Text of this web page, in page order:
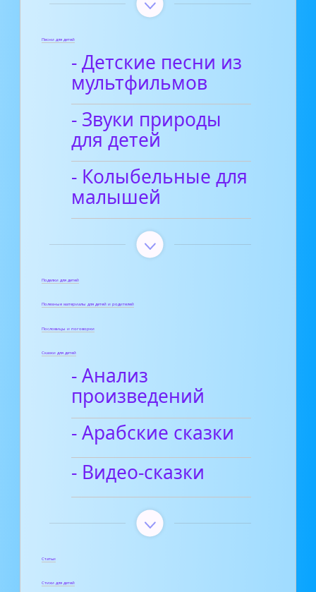
Песни для детей
- Детские песни из
мультфильмов
- Звуки природы
для детей
- Колыбельные для
малышей
Поделки для детей
Полезные материалы для детей и родителей
Пословицы и поговорки
Сказки для детей
- Анализ
произведений
- Арабские сказки
- Видео-сказки
Статьи
Стихи для детей